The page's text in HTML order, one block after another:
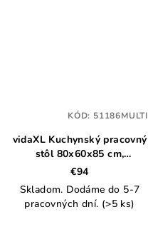
vidaXL Kuchynský pracovný
stôl 80x60x85 cm,
nehrdzavejúca oceľ
€94
Skladom. Dodáme do 5-7
pracovných dní. (>5 ks)
KÓD: 51186MULTI